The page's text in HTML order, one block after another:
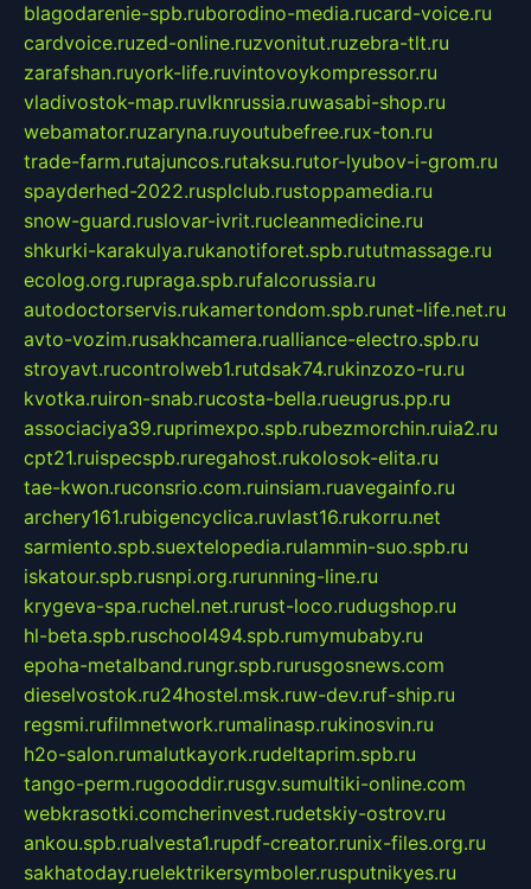
blagodarenie-spb.ruborodino-media.rucard-voice.ru
cardvoice.ruzed-online.ruzvonitut.ruzebra-tlt.ru
zarafshan.ruyork-life.ruvintovoykompressor.ru
vladivostok-map.ruvlknrussia.ruwasabi-shop.ru
webamator.ruzaryna.ruyoutubefree.rux-ton.ru
trade-farm.rutajuncos.rutaksu.rutor-lyubov-i-grom.ru
spayderhed-2022.rusplclub.rustoppamedia.ru
snow-guard.ruslovar-ivrit.rucleanmedicine.ru
shkurki-karakulya.rukanotiforet.spb.rututmassage.ru
ecolog.org.rupraga.spb.rufalcorussia.ru
autodoctorservis.rukamertondom.spb.runet-life.net.ru
avto-vozim.rusakhcamera.rualliance-electro.spb.ru
stroyavt.rucontrolweb1.rutdsak74.rukinzozo-ru.ru
kvotka.ruiron-snab.rucosta-bella.rueugrus.pp.ru
associaciya39.ruprimexpo.spb.rubezmorchin.ruia2.ru
cpt21.ruispecspb.ruregahost.rukolosok-elita.ru
tae-kwon.ruconsrio.com.ruinsiam.ruavegainfo.ru
archery161.rubigencyclica.ruvlast16.rukorru.net
sarmiento.spb.suextelopedia.rulammin-suo.spb.ru
iskatour.spb.rusnpi.org.rurunning-line.ru
krygeva-spa.ruchel.net.rurust-loco.rudugshop.ru
hl-beta.spb.ruschool494.spb.rumymubaby.ru
epoha-metalband.rungr.spb.rurusgosnews.com
dieselvostok.ru24hostel.msk.ruw-dev.ruf-ship.ru
regsmi.rufilmnetwork.rumalinasp.rukinosvin.ru
h2o-salon.rumalutkayork.rudeltaprim.spb.ru
tango-perm.rugooddir.rusgv.sumultiki-online.com
webkrasotki.comcherinvest.rudetskiy-ostrov.ru
ankou.spb.rualvesta1.rupdf-creator.runix-files.org.ru
sakhatoday.ruelektrikersymboler.rusputnikyes.ru